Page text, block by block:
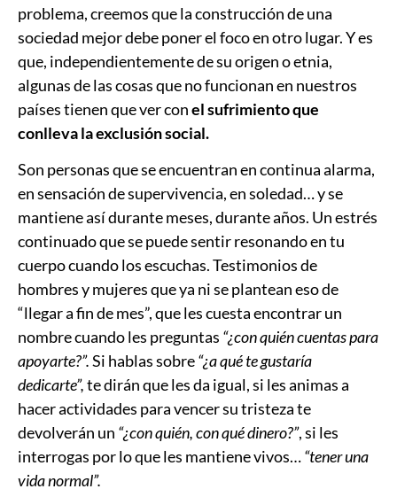
problema, creemos que la construcción de una
sociedad mejor debe poner el foco en otro lugar. Y es
que, independientemente de su origen o etnia,
algunas de las cosas que no funcionan en nuestros
países tienen que ver conel sufrimiento que
conlleva la exclusión social.
Son personas que se encuentran en continua alarma,
en sensación de supervivencia, en soledad… y se
mantiene así durante meses, durante años. Un estrés
continuado que se puede sentir resonando en tu
cuerpo cuando los escuchas. Testimonios de
hombres y mujeres que ya ni se plantean eso de
“llegar a fin de mes”, que les cuesta encontrar un
nombre cuando les preguntas “¿con quién cuentas para
apoyarte?”.Si hablas sobre“¿a qué te gustaría
dedicarte”,te dirán que les da igual, si les animas a
hacer actividades para vencer su tristeza te
devolverán un “¿con quién, con qué dinero?”, si les
interrogas por lo que les mantiene vivos…“tener una
vida normal”.